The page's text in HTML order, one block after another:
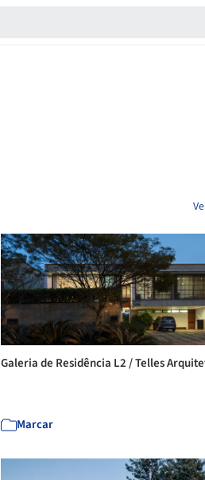
Galeria de Residência L2 / Telles
Marcar